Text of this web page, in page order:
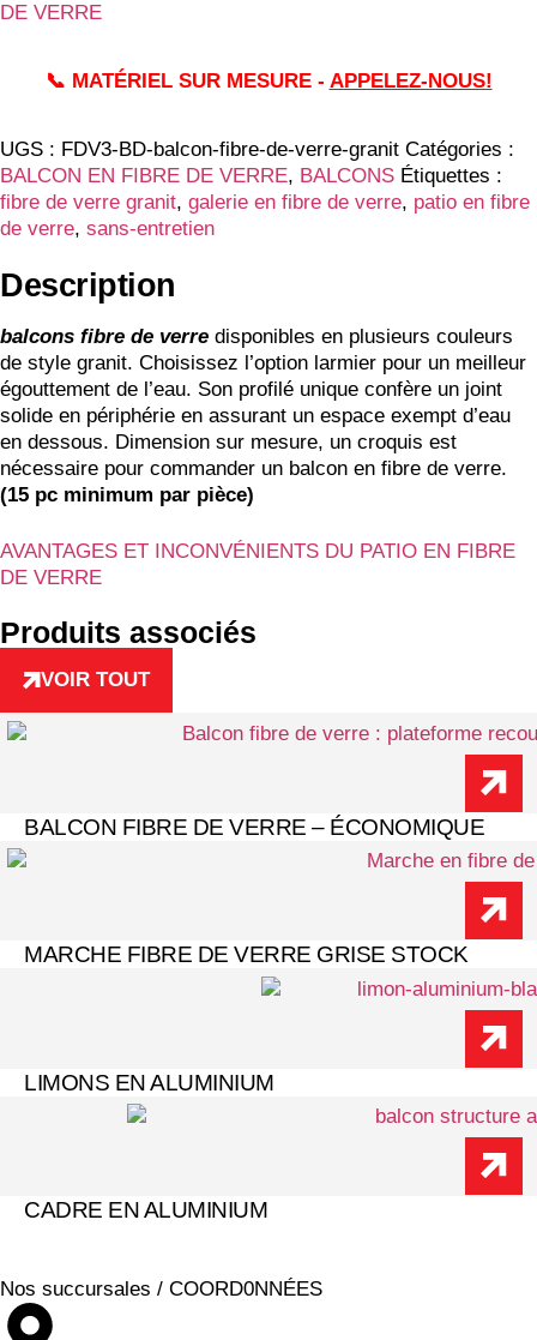
DE VERRE
📞 MATÉRIEL SUR MESURE - APPELEZ-NOUS!
UGS : FDV3-BD-balcon-fibre-de-verre-granit Catégories :
BALCON EN FIBRE DE VERRE, BALCONS Étiquettes :
fibre de verre granit, galerie en fibre de verre, patio en fibre
de verre, sans-entretien
Description
balcons fibre de verre disponibles en plusieurs couleurs
de style granit. Choisissez l’option larmier pour un meilleur
égouttement de l’eau. Son profilé unique confère un joint
solide en périphérie en assurant un espace exempt d’eau
en dessous. Dimension sur mesure, un croquis est
nécessaire pour commander un balcon en fibre de verre.
(15 pc minimum par pièce)
AVANTAGES ET INCONVÉNIENTS DU PATIO EN FIBRE
DE VERRE
Produits associés
VOIR TOUT
BALCON FIBRE DE VERRE – ÉCONOMIQUE
MARCHE FIBRE DE VERRE GRISE STOCK
LIMONS EN ALUMINIUM
CADRE EN ALUMINIUM
Nos succursales / COORD0NNÉES